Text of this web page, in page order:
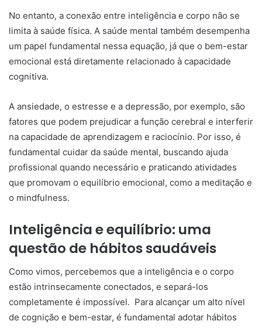
No entanto, a conexão entre inteligência e corpo não se
limita à saúde física. A saúde mental também desempenha
um papel fundamental nessa equação, já que o bem-estar
emocional está diretamente relacionado à capacidade
cognitiva.
A ansiedade, o estresse e a depressão, por exemplo, são
fatores que podem prejudicar a função cerebral e interferir
na capacidade de aprendizagem e raciocínio. Por isso, é
fundamental cuidar da saúde mental, buscando ajuda
profissional quando necessário e praticando atividades
que promovam o equilíbrio emocional, como a meditação e
o mindfulness.
Inteligência e equilíbrio: uma
questão de hábitos saudáveis
Como vimos, percebemos que a inteligência e o corpo
estão intrinsecamente conectados, e separá-los
completamente é impossível. Para alcançar um alto nível
de cognição e bem-estar, é fundamental adotar hábitos